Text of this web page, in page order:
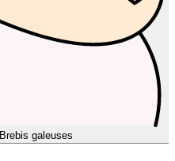
Brebis galeuses